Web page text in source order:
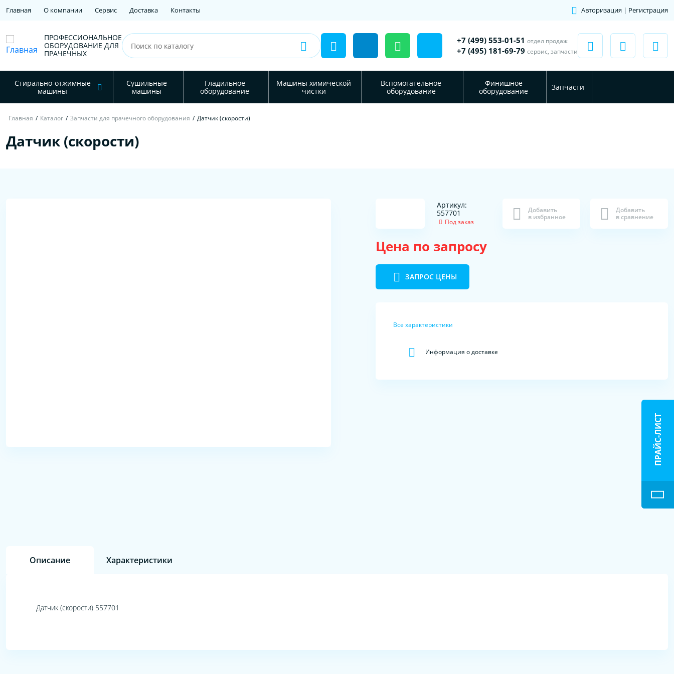
Главная О компании Сервис Доставка Контакты Авторизация | Регистрация
ПРОФЕССИОНАЛЬНОЕ
ОБОРУДОВАНИЕ ДЛЯ
ПРАЧЕЧНЫХ
+7 (499) 553-01-51 отдел продаж
+7 (495) 181-69-79 сервис, запчасти
Стирально-отжимные
машины
Сушильные
машины
Гладильное
оборудование
Машины химической
чистки
Вспомогательное
оборудование
Финишное
оборудование
Запчасти
Главная / Каталог / Запчасти для прачечного оборудования / Датчик (скорости)
Датчик (скорости)
Артикул:
557701
Под заказ
Добавить
в избранное
Добавить
в сравнение
Цена по запросу
ЗАПРОС ЦЕНЫ
Все характеристики
Информация о доставке
Описание Характеристики
Датчик (скорости) 557701
ПРАЙС-ЛИСТ